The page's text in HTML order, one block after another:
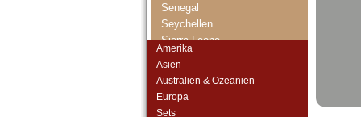
Senegal
Seychellen
Sierra Leone
Süd Sudan
Amerika
Asien
Australien & Ozeanien
Europa
Sets